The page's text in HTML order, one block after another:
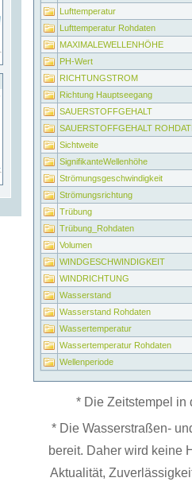
Lufttemperatur
Lufttemperatur Rohdaten
MAXIMALEWELLENHÖHE
PH-Wert
RICHTUNGSTROM
Richtung Hauptseegang
SAUERSTOFFGEHALT
SAUERSTOFFGEHALT
Sichtweite
SignifikanteWellenhöhe
Strömungsgeschwindigkeit
Strömungsrichtung
Trübung
Trübung_Rohdaten
Volumen
WINDGESCHWINDIGKEIT
WINDRICHTUNG
Wasserstand
Wasserstand Rohdaten
Wassertemperatur
Wassertemperatur Rohdaten
Wellenperiode
* Die Zeitstempel in
* Die Wasserstraßen-
bereit. Daher wird keine
Aktualität,